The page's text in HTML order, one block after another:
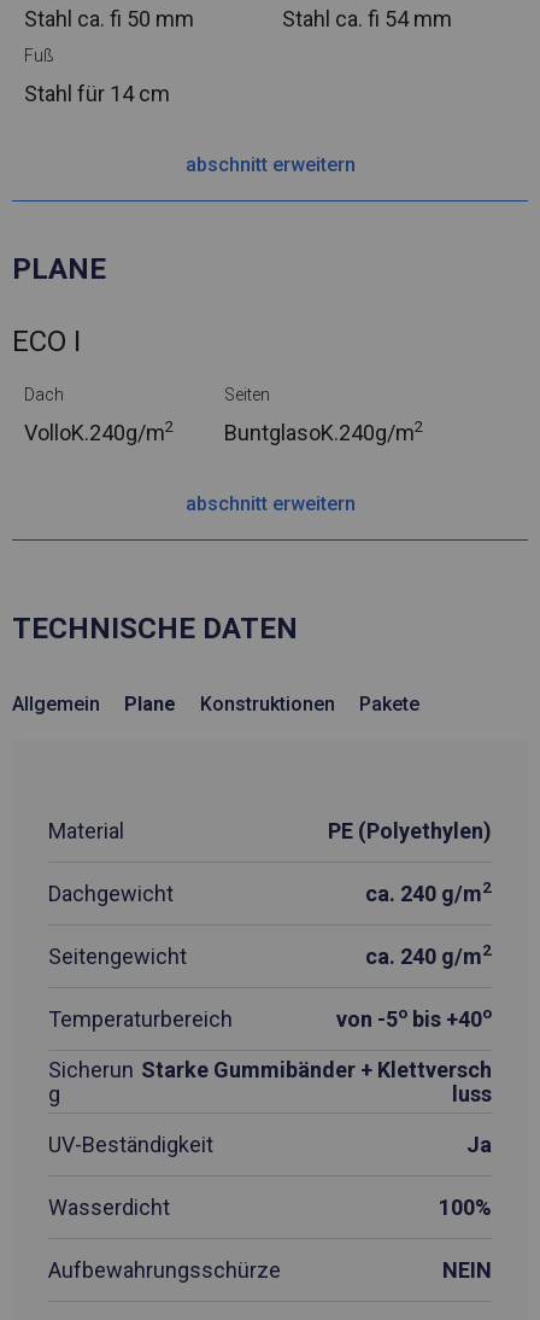
Stahl ca. fi 50 mm Stahl ca. fi 54 mm
Fuß
Stahl für 14 cm
abschnitt erweitern
PLANE
ECO I
Dach
VolloK.240g/m2
Seiten
BuntglasoK.240g/m2
abschnitt erweitern
TECHNISCHE DATEN
Allgemein Plane Konstruktionen Pakete
Material PE (Polyethylen)
Dachgewicht ca. 240 g/m2
Seitengewicht ca. 240 g/m2
Temperaturbereich von -5o bis +40o
Sicherun
g
Starke Gummibänder + Klettversch
luss
UV-Beständigkeit
Ja
Wasserdicht 100%
Aufbewahrungsschürze NEIN